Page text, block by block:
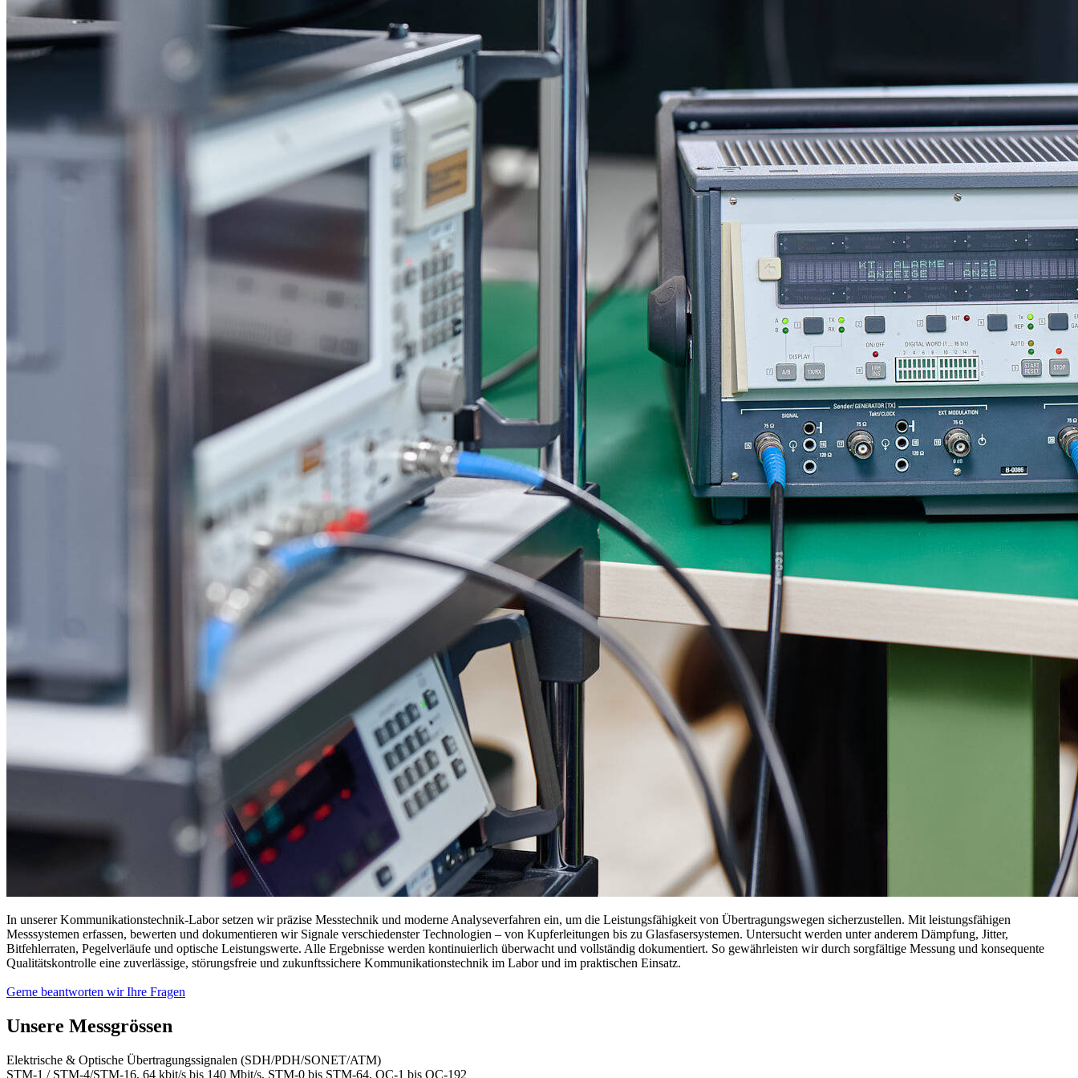
In unserer Kommunikationstechnik-Labor setzen wir präzise Messtechnik und moderne Analyseverfahren ein, um die Leistungsfähigkeit von Übertragungswegen sicherzustellen. Mit leistungsfähigen
Messsystemen erfassen, bewerten und dokumentieren wir Signale verschiedenster Technologien – von Kupferleitungen bis zu Glasfasersystemen. Untersucht werden unter anderem Dämpfung, Jitter,
Bitfehlerraten, Pegelverläufe und optische Leistungswerte. Alle Ergebnisse werden kontinuierlich überwacht und vollständig dokumentiert. So gewährleisten wir durch sorgfältige Messung und konsequente
Qualitätskontrolle eine zuverlässige, störungsfreie und zukunftssichere Kommunikationstechnik im Labor und im praktischen Einsatz.
Gerne beantworten wir Ihre Fragen
Unsere Messgrössen
Elektrische & Optische Übertragungssignalen (SDH/PDH/SONET/ATM)
STM‑1 / STM‑4/STM‑16, 64 kbit/s bis 140 Mbit/s, STM‑0 bis STM‑64, OC‑1 bis OC‑192